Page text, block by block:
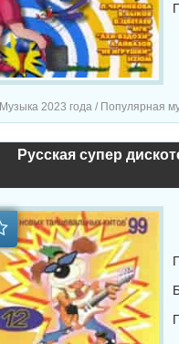
Музыка 2023 года / Популярная
Русская супер